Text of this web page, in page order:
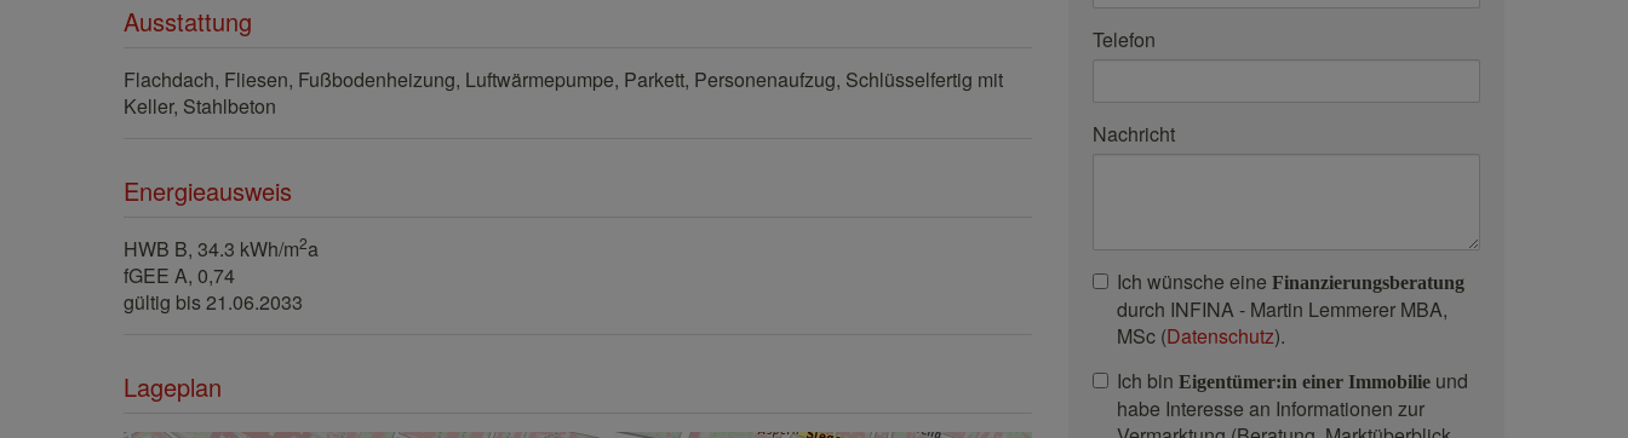
Ausstattung
Flachdach Fliesen Fußbodenheizung Luftwärmepumpe Parkett Personenaufzug Schlüsselfertig mit
Keller Stahlbeton
Energieausweis
HWB B, 34.3 kWh/m2a
fGEE A, 0,74
gültig bis21.06.2033
Lageplan
Telefon
Nachricht
Ich wünsche eine Finanzierungsberatung
durch INFINA - Martin Lemmerer MBA,
MSc (Datenschutz).
Ich bin Eigentümer:in einer Immobilie und
habe Interesse an Informationen zur